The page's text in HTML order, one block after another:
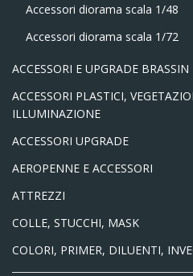
Accessori diorama scala 1/48
Accessori diorama scala 1/72
ACCESSORI E UPGRADE BRASSIN
ACCESSORI PLASTICI,
ILLUMINAZIONE
ACCESSORI UPGRADE
AEROPENNE E ACCESSORI
ATTREZZI
COLLE, STUCCHI, MASK
COLORI, PRIMER, DILUENTI,